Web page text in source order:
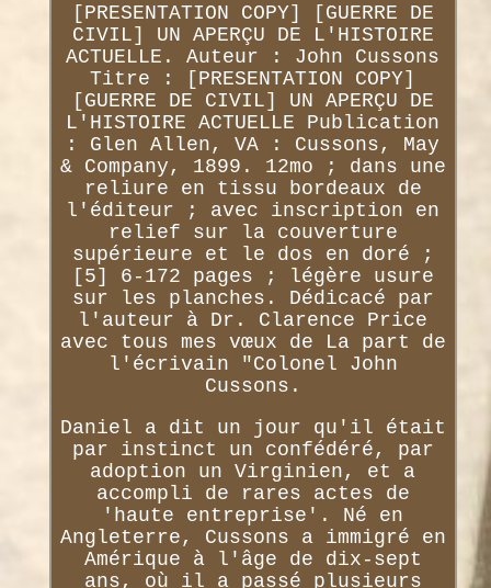
[PRESENTATION COPY] [GUERRE DE
CIVIL] UN APERÇU DE L'HISTOIRE
ACTUELLE. Auteur : John Cussons
Titre : [PRESENTATION COPY]
[GUERRE DE CIVIL] UN APERÇU DE
L'HISTOIRE ACTUELLE Publication
: Glen Allen, VA : Cussons, May
& Company, 1899. 12mo ; dans une
reliure en tissu bordeaux de
l'éditeur ; avec inscription en
relief sur la couverture
supérieure et le dos en doré ;
[5] 6-172 pages ; légère usure
sur les planches. Dédicacé par
l'auteur à Dr. Clarence Price
avec tous mes vœux de La part de
l'écrivain "Colonel John
Cussons.
Daniel a dit un jour qu'il était
par instinct un confédéré, par
adoption un Virginien, et a
accompli de rares actes de
'haute entreprise'. Né en
Angleterre, Cussons a immigré en
Amérique à l'âge de dix-sept
ans, où il a passé plusieurs